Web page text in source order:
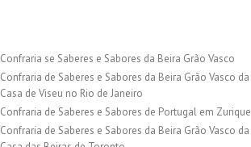
Confraria se Saberes e Sabores da Beira Grão Vasco
Confraria de Saberes e Sabores da Beira Grão Vasco da
Casa de Viseu no Rio de Janeiro
Confraria de Saberes e Sabores de Portugal em Zurique
Confraria de Saberes e Sabores da Beira Grão Vasco da